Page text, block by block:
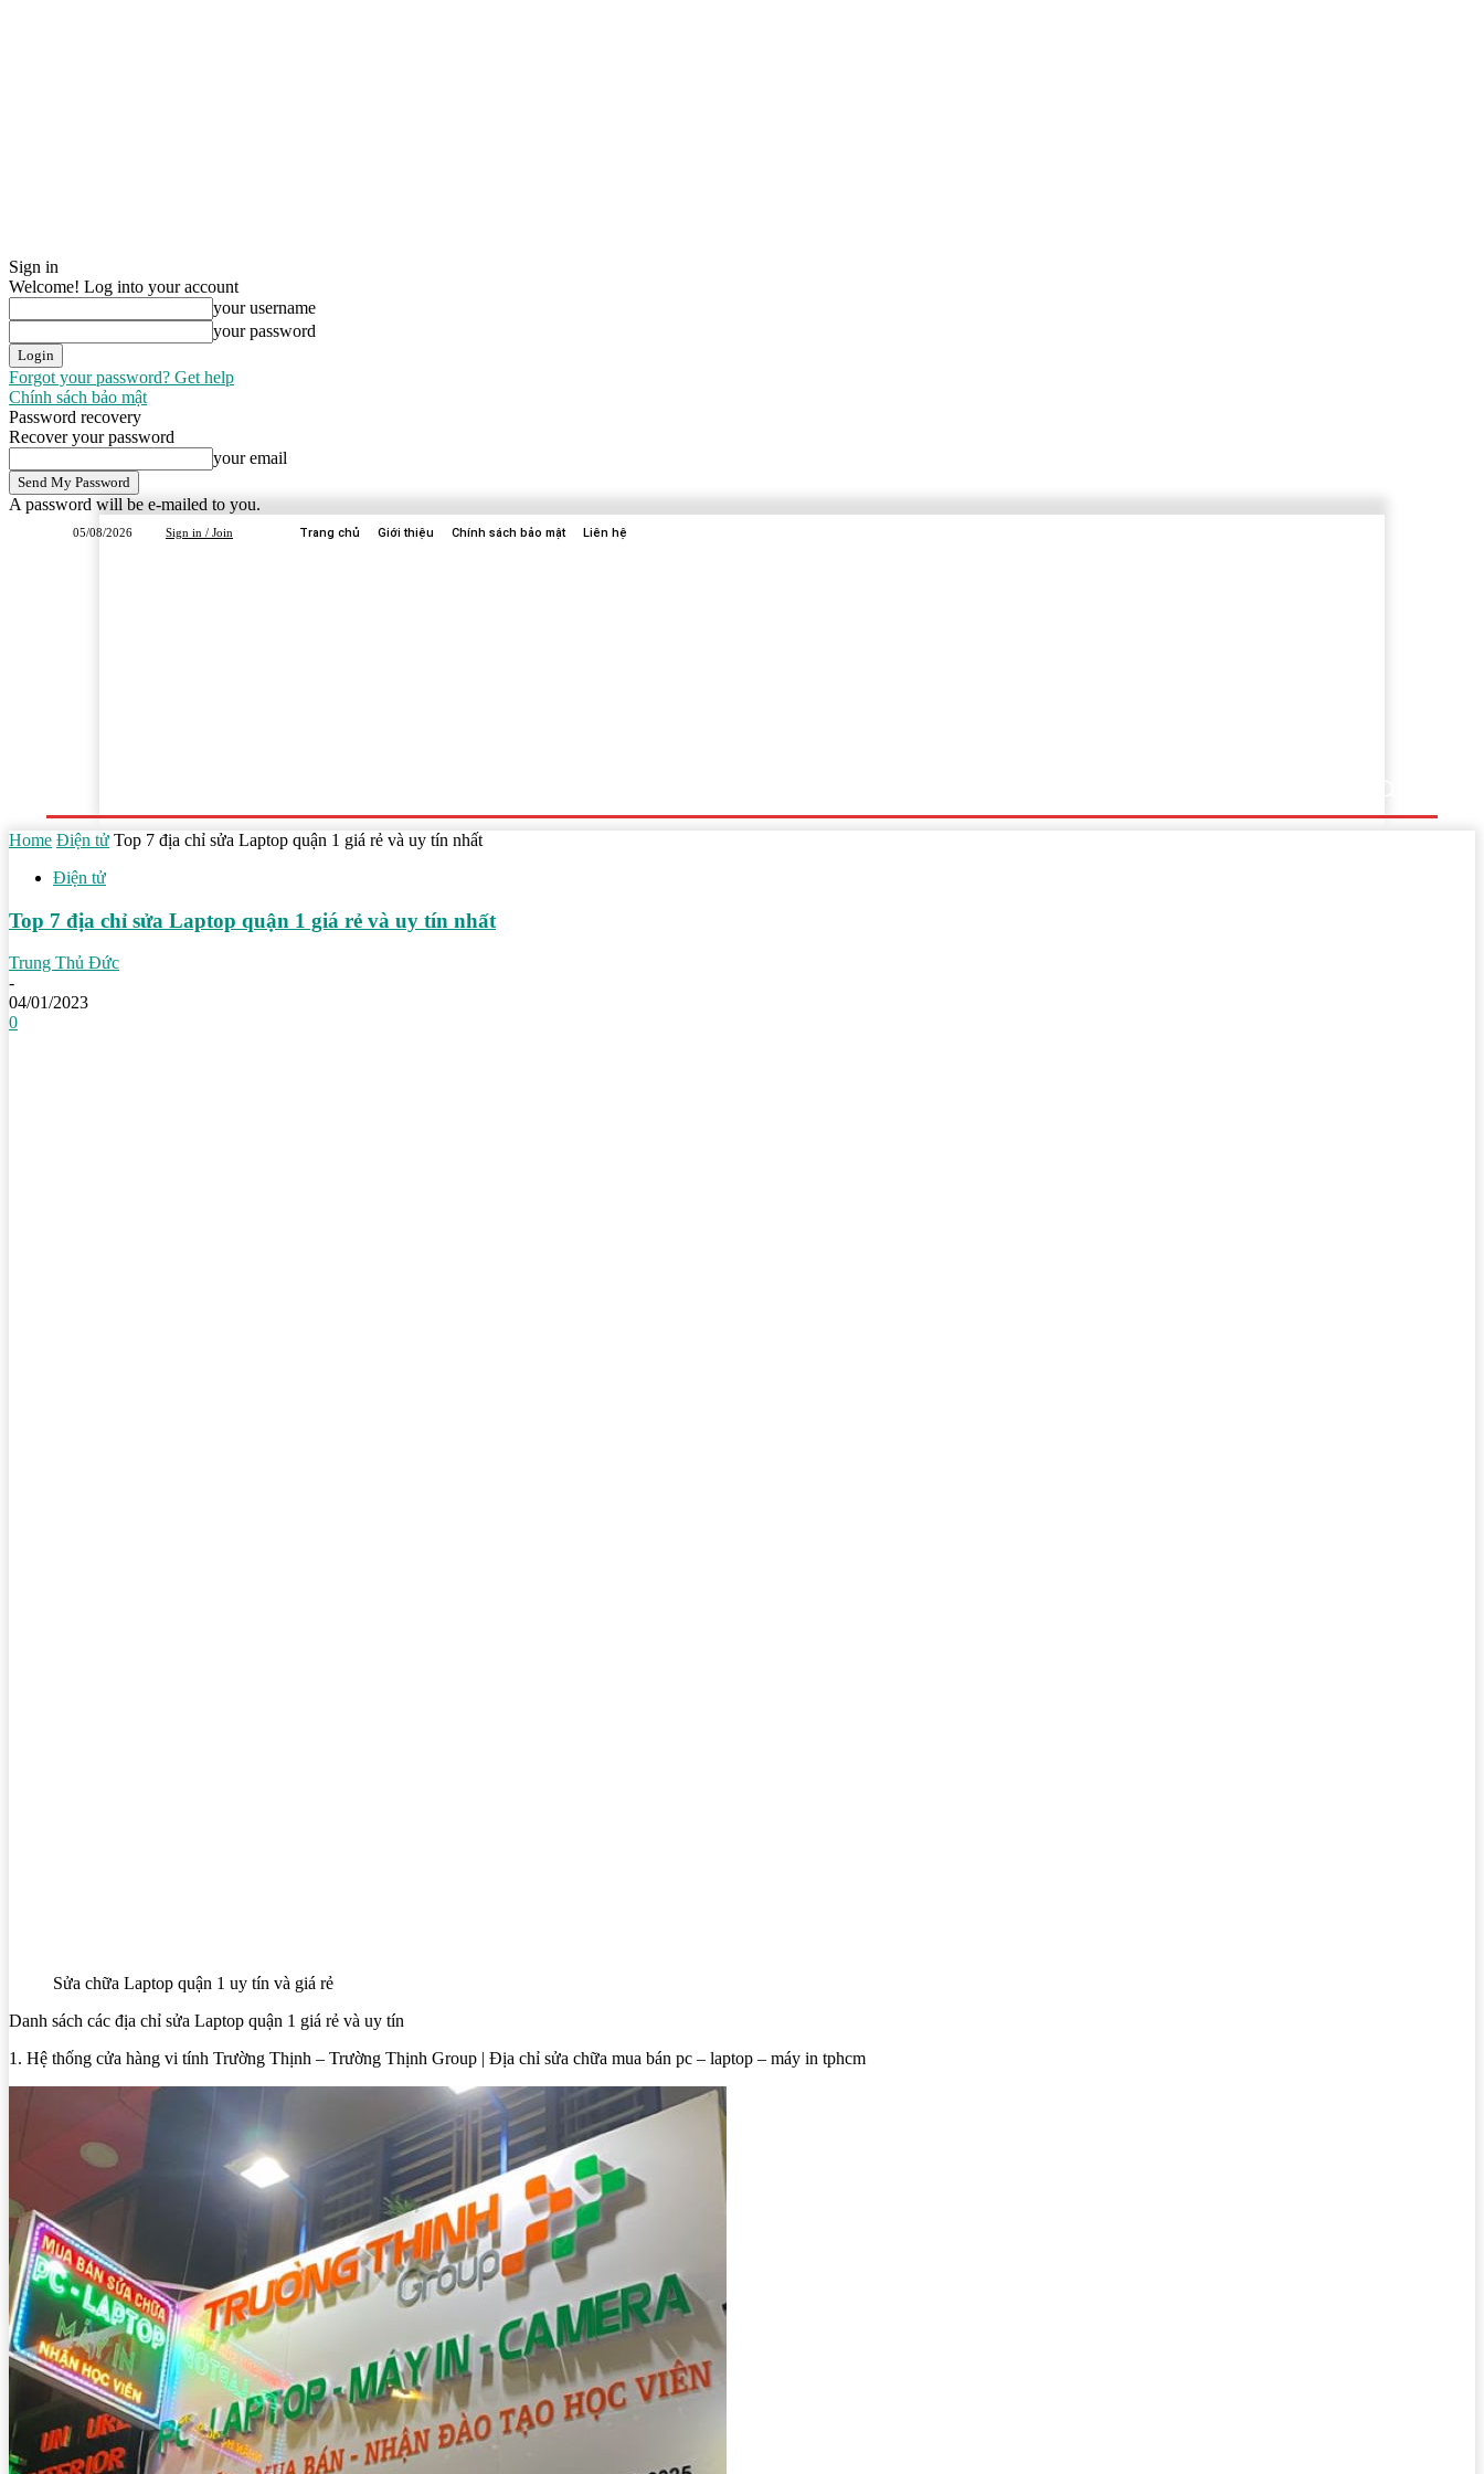
Sign in
Welcome! Log into your account
your username
your password
Forgot your password? Get help
Chính sách bảo mật
Password recovery
Recover your password
your email
A password will be e-mailed to you.
05/08/2026 Sign in / Join Trang chủ Giới thiệu Chính sách bảo mật Liên hệ
Home Điện tử Top 7 địa chỉ sửa Laptop quận 1 giá rẻ và uy tín nhất
Điện tử
Top 7 địa chỉ sửa Laptop quận 1 giá rẻ và uy tín nhất
Trung Thủ Đức
-
04/01/2023
0
Sửa chữa Laptop quận 1 uy tín và giá rẻ
Danh sách các địa chỉ sửa Laptop quận 1 giá rẻ và uy tín
1. Hệ thống cửa hàng vi tính Trường Thịnh – Trường Thịnh Group | Địa chỉ sửa chữa mua bán pc – laptop – máy in tphcm